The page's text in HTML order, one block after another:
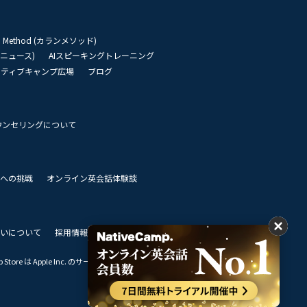
Method (カランメソッド)
ュース)
AIスピーキングトレーニング
ィブキャンプ広場
ブログ
ンセリングについて
の挑戦
オンライン英会話体験談
について 採用情報 私達のビジョン
は Apple Inc. のサービスマークです。